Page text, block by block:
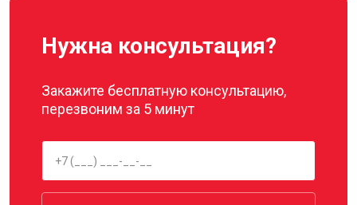
Нужна консультация?
Закажите бесплатную консультацию,
перезвоним за 5 минут